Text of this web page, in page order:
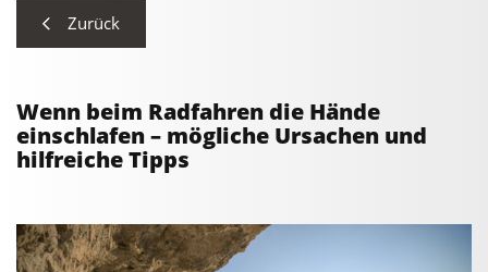
Zurück
Wenn beim Radfahren die Hände
einschlafen – mögliche Ursachen und
hilfreiche Tipps